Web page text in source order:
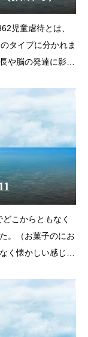
児童虐待とは、
タイプに分かれま
や脳の発達に影響
こからともなく
。（お菓子のにお
く懐かしい感じが